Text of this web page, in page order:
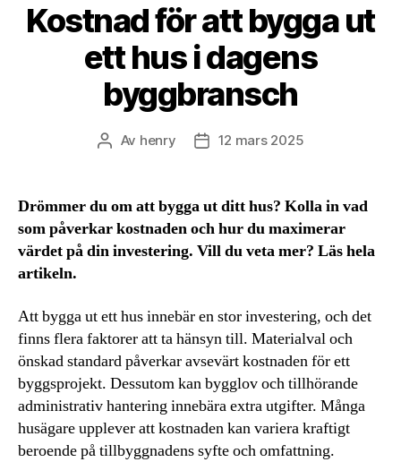
Kostnad för att bygga ut
ett hus i dagens
byggbransch
Inläggsförfattare
Av henry Inläggsdatum
12 mars 2025
Drömmer du om att bygga ut ditt hus? Kolla in vad
som påverkar kostnaden och hur du maximerar
värdet på din investering. Vill du veta mer? Läs hela
artikeln.
Att bygga ut ett hus innebär en stor investering, och det
finns flera faktorer att ta hänsyn till. Materialval och
önskad standard påverkar avsevärt kostnaden för ett
byggsprojekt. Dessutom kan bygglov och tillhörande
administrativ hantering innebära extra utgifter. Många
husägare upplever att kostnaden kan variera kraftigt
beroende på tillbyggnadens syfte och omfattning.